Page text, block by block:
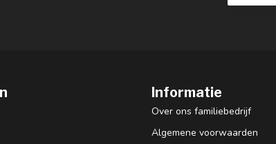
Informatie
Over ons familiebedrijf
Algemene voorwaarden